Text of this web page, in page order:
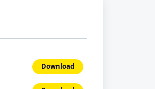
Download